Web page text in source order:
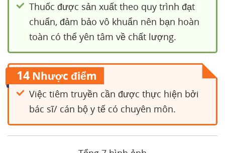
Thuốc được sản xuất theo quy trình đạt
chuẩn, đảm bảo vô khuẩn nên bạn hoàn
toàn có thể yên tâm về chất lượng.
14 Nhược điểm
Việc tiêm truyền cần được thực hiện bởi
bác sĩ/ cán bộ y tế có chuyên môn.